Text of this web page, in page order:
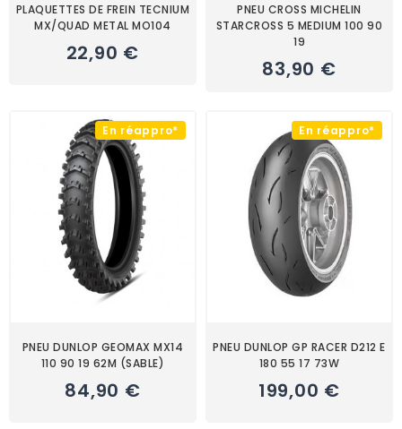
PLAQUETTES DE FREIN TECNIUM
MX/QUAD METAL MO104
22,90 €
PNEU CROSS MICHELIN
STARCROSS 5 MEDIUM 100 90
19
83,90 €
En réappro*
PNEU DUNLOP GEOMAX MX14
110 90 19 62M (SABLE)
84,90 €
En réappro*
PNEU DUNLOP GP RACER D212 E
180 55 17 73W
199,00 €